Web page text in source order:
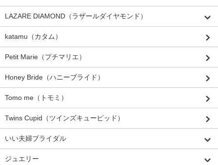
LAZARE DIAMOND（ラザールダイヤモンド）
katamu（カタム）
Petit Marie（プチマリエ）
Honey Bride（ハニーブライド）
Tomo me（トモミ）
Twins Cupid（ツインズキューピッド）
いい夫婦ブライダル
ジュエリー